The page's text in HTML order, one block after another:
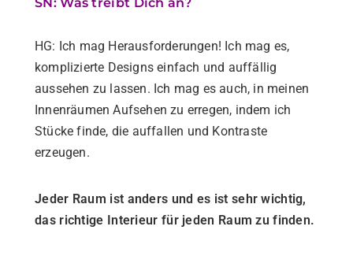
HG: Ich mag Herausforderungen! Ich mag es,
komplizierte Designs einfach und auffällig
aussehen zu lassen. Ich mag es auch, in meinen
Innenräumen Aufsehen zu erregen, indem ich
Stücke finde, die auffallen und Kontraste
erzeugen.
Jeder Raum ist anders und es ist sehr wichtig,
das richtige Interieur für jeden Raum zu finden.